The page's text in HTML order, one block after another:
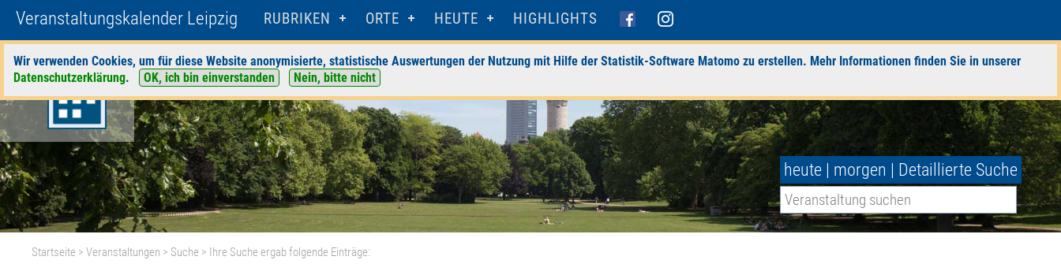
Veranstaltungskalender Leipzig RUBRIKEN ORTE HEUTE HIGHLIGHTS
Wir verwenden Cookies, um für diese Website anonymisierte, statistische Auswertungen der Nutzung mit Hilfe der Statistik-Software Matomo zu erstellen. Mehr Informationen finden Sie in unserer
Datenschutzerklärung. OK, ich bin einverstanden Nein, bitte nicht
heute | morgen | Detaillierte Suche
Startseite >Veranstaltungen > Suche > Ihre Suche ergab folgende Einträge: